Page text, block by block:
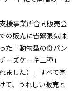
援事業所合同販売会
の販売に皆緊張気味
た「動物型の食パン
ーズケーキ三種」
ました）」すべて完
て、うれしい販売と